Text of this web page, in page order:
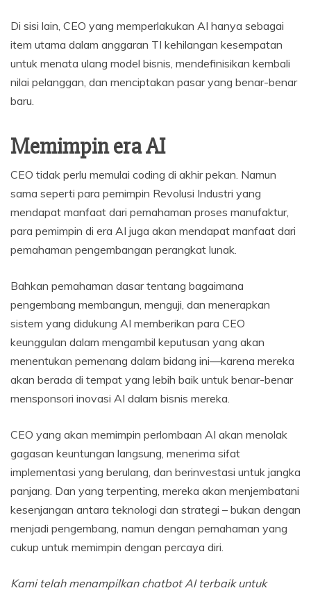
Di sisi lain, CEO yang memperlakukan AI hanya sebagai
item utama dalam anggaran TI kehilangan kesempatan
untuk menata ulang model bisnis, mendefinisikan kembali
nilai pelanggan, dan menciptakan pasar yang benar-benar
baru.
Memimpin era AI
CEO tidak perlu memulai coding di akhir pekan. Namun
sama seperti para pemimpin Revolusi Industri yang
mendapat manfaat dari pemahaman proses manufaktur,
para pemimpin di era AI juga akan mendapat manfaat dari
pemahaman pengembangan perangkat lunak.
Bahkan pemahaman dasar tentang bagaimana
pengembang membangun, menguji, dan menerapkan
sistem yang didukung AI memberikan para CEO
keunggulan dalam mengambil keputusan yang akan
menentukan pemenang dalam bidang ini—karena mereka
akan berada di tempat yang lebih baik untuk benar-benar
mensponsori inovasi AI dalam bisnis mereka.
CEO yang akan memimpin perlombaan AI akan menolak
gagasan keuntungan langsung, menerima sifat
implementasi yang berulang, dan berinvestasi untuk jangka
panjang. Dan yang terpenting, mereka akan menjembatani
kesenjangan antara teknologi dan strategi – bukan dengan
menjadi pengembang, namun dengan pemahaman yang
cukup untuk memimpin dengan percaya diri.
Kami telah menampilkan chatbot AI terbaik untuk